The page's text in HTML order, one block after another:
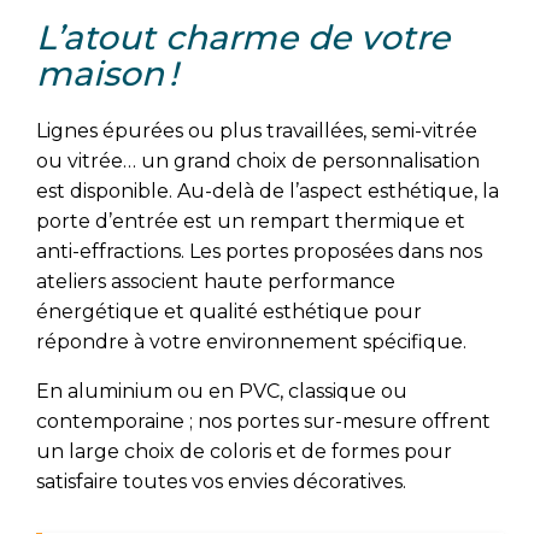
L’atout charme de votre
maison !
Lignes épurées ou plus travaillées, semi-vitrée
ou vitrée… un grand choix de personnalisation
est disponible. Au-delà de l’aspect esthétique, la
porte d’entrée est un rempart thermique et
anti-effractions. Les portes proposées dans nos
ateliers associent haute performance
énergétique et qualité esthétique pour
répondre à votre environnement spécifique.
En aluminium ou en PVC, classique ou
contemporaine ; nos portes sur-mesure offrent
un large choix de coloris et de formes pour
satisfaire toutes vos envies décoratives.